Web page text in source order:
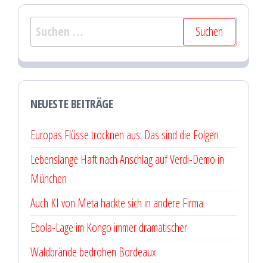
Suchen
nach:
NEUESTE BEITRÄGE
Europas Flüsse trocknen aus: Das sind die Folgen
Lebenslange Haft nach Anschlag auf Verdi-Demo in
München
Auch KI von Meta hackte sich in andere Firma
Ebola-Lage im Kongo immer dramatischer
Waldbrände bedrohen Bordeaux